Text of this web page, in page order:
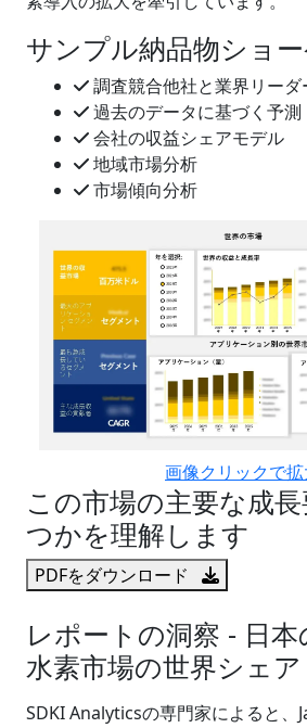
サンプル納品物ショ
調査競合他社と業界リーダ
過去のデータに基づく予測
会社の収益シェアモデル
地域市場分析
市場傾向分析
画像クリックで拡
この市場の主要な成長
つかを理解します
PDFをダウンロード
レポートの洞察 - 日
水素市場の世界シェア
SDKI Analyticsの専門家によると、